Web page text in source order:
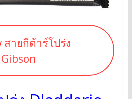
สายกีต้าร์โปร่ง
Gibson